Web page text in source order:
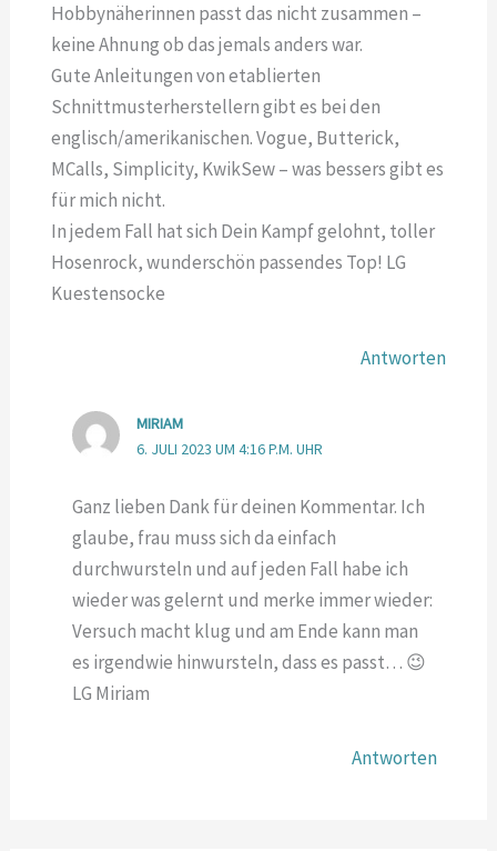
Hobbynäherinnen passt das nicht zusammen –
keine Ahnung ob das jemals anders war.
Gute Anleitungen von etablierten
Schnittmusterherstellern gibt es bei den
englisch/amerikanischen. Vogue, Butterick,
MCalls, Simplicity, KwikSew – was bessers gibt es
für mich nicht.
In jedem Fall hat sich Dein Kampf gelohnt, toller
Hosenrock, wunderschön passendes Top! LG
Kuestensocke
Antworten
MIRIAM
6. JULI 2023 UM 4:16 P.M. UHR
Ganz lieben Dank für deinen Kommentar. Ich
glaube, frau muss sich da einfach
durchwursteln und auf jeden Fall habe ich
wieder was gelernt und merke immer wieder:
Versuch macht klug und am Ende kann man
es irgendwie hinwursteln, dass es passt… 😉
LG Miriam
Antworten